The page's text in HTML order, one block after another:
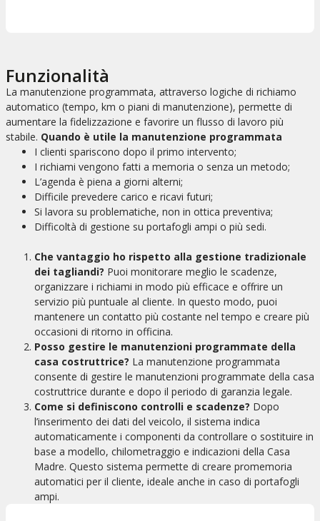
Funzionalità
La manutenzione programmata, attraverso logiche di richiamo
automatico (tempo, km o piani di manutenzione), permette di
aumentare la fidelizzazione e favorire un flusso di lavoro più
stabile. Quando è utile la manutenzione programmata
I clienti spariscono dopo il primo intervento;
I richiami vengono fatti a memoria o senza un metodo;
L’agenda è piena a giorni alterni;
Difficile prevedere carico e ricavi futuri;
Si lavora su problematiche, non in ottica preventiva;
Difficoltà di gestione su portafogli ampi o più sedi.
Che vantaggio ho rispetto alla gestione tradizionale
dei tagliandi? Puoi monitorare meglio le scadenze,
organizzare i richiami in modo più efficace e offrire un
servizio più puntuale al cliente. In questo modo, puoi
mantenere un contatto più costante nel tempo e creare più
occasioni di ritorno in officina.
Posso gestire le manutenzioni programmate della
casa costruttrice? La manutenzione programmata
consente di gestire le manutenzioni programmate della casa
costruttrice durante e dopo il periodo di garanzia legale.
Come si definiscono controlli e scadenze? Dopo
l’inserimento dei dati del veicolo, il sistema indica
automaticamente i componenti da controllare o sostituire in
base a modello, chilometraggio e indicazioni della Casa
Madre. Questo sistema permette di creare promemoria
automatici per il cliente, ideale anche in caso di portafogli
ampi.